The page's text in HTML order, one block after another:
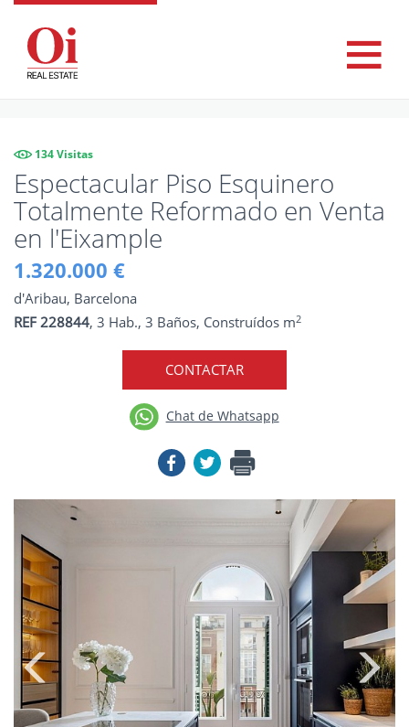
134 Visitas
Espectacular Piso Esquinero
Totalmente Reformado en Venta
en l'Eixample
1.320.000 €
d'Aribau, Barcelona
REF 228844, 3 Hab., 3 Baños, Construídos m2
CONTACTAR
Chat de Whatsapp